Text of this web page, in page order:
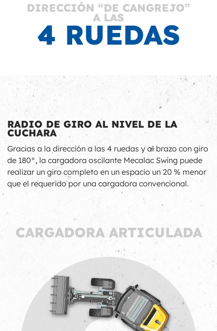
DIRECCIÓN “DE CANGREJO”
A LAS
4 RUEDAS
RADIO DE GIRO AL NIVEL DE LA
CUCHARA
Gracias a la dirección a las 4 ruedas y al brazo con giro
de 180°, la cargadora oscilante Mecalac Swing puede
realizar un giro completo en un espacio un 20 % menor
que el requerido por una cargadora convencional.
CARGADORA ARTICULADA